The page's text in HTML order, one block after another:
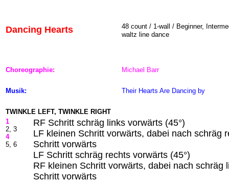
Dancing Hearts
48 count / 1-wall / Beginner,
waltz line dance
Choreographie: Michael Barr
Musik: Their Hearts Are Dancing by
TWINKLE LEFT, TWINKLE RIGHT
1
2, 3
4
5, 6
RF Schritt schräg links vorwärts (45°)
LF kleinen Schritt vorwärts, dabei nach schräg
Schritt vorwärts
LF Schritt schräg rechts vorwärts (45°)
RF kleinen Schritt vorwärts, dabei nach schräg
Schritt vorwärts